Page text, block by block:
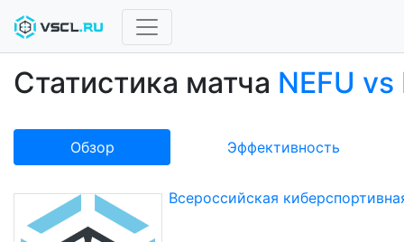
Статистика матча NEFU vs
Обзор Эффективность
Всероссийская